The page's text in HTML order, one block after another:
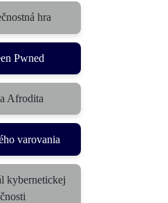
hra
sa v novom okne)
Pwned
Afrodita
varovania
(otvorí sa v novom okne)
kybernetickej
sa v novom okne)